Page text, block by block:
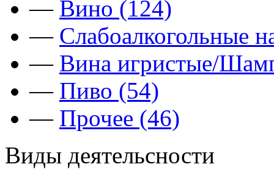
— Вино (124)
— Слабоалкогольные
— Вина игристые/
— Пиво (54)
— Прочее (46)
Виды деятельсности